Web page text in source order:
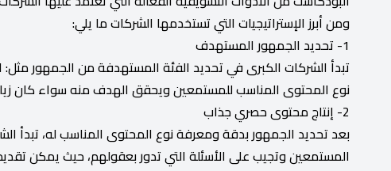
ومن أبرز الإستراتيجيات التي تستخدمها الشركات ما يلي:
1- تحديد الجمهور المستهدف
تبدأ الشركات الكبرى في تحديد الفئة المستهدفة من الجمهور مثل:
نوع المحتوى المناسب للمستمعين ويحقق الهدف منه سواء كان زيادة
2- إنتاج محتوى حصري جذاب
بعد تحديد الجمهور بدقة ومعرفة نوع المحتوى المناسب له، تبدأ
المستمعين وتجيب على الأسئلة التي تدور بعقولهم، حيث يمكن